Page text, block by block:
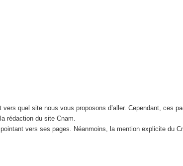
quel site nous vous proposons d’aller. Cependant, ces
rédaction du site Cnam.
vers ses pages. Néanmoins, la mention explicite du